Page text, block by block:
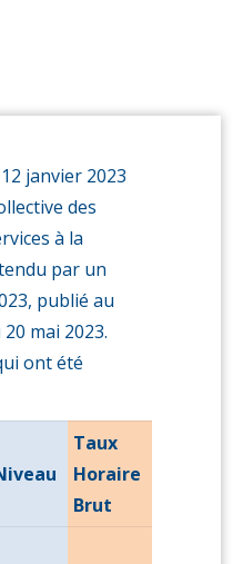
janvier 2023
des
à la
par un
publié au
mai 2023.
ont été
Taux
Horaire
Brut